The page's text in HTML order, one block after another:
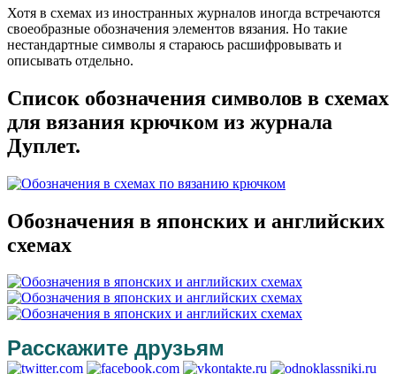
Хотя в схемах из иностранных журналов иногда встречаются
своеобразные обозначения элементов вязания. Но такие
нестандартные символы я стараюсь расшифровывать и
описывать отдельно.
Список обозначения символов в схемах
для вязания крючком из журнала
Дуплет.
Обозначения в японских и английских
схемах
Расскажите друзьям